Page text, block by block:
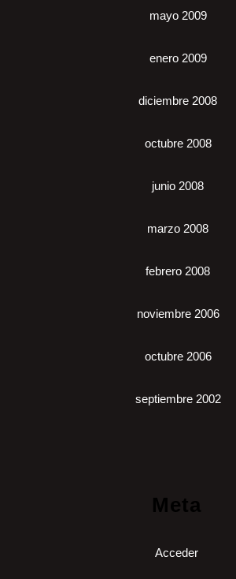
mayo 2009
enero 2009
diciembre 2008
octubre 2008
junio 2008
marzo 2008
febrero 2008
noviembre 2006
octubre 2006
septiembre 2002
Meta
Acceder